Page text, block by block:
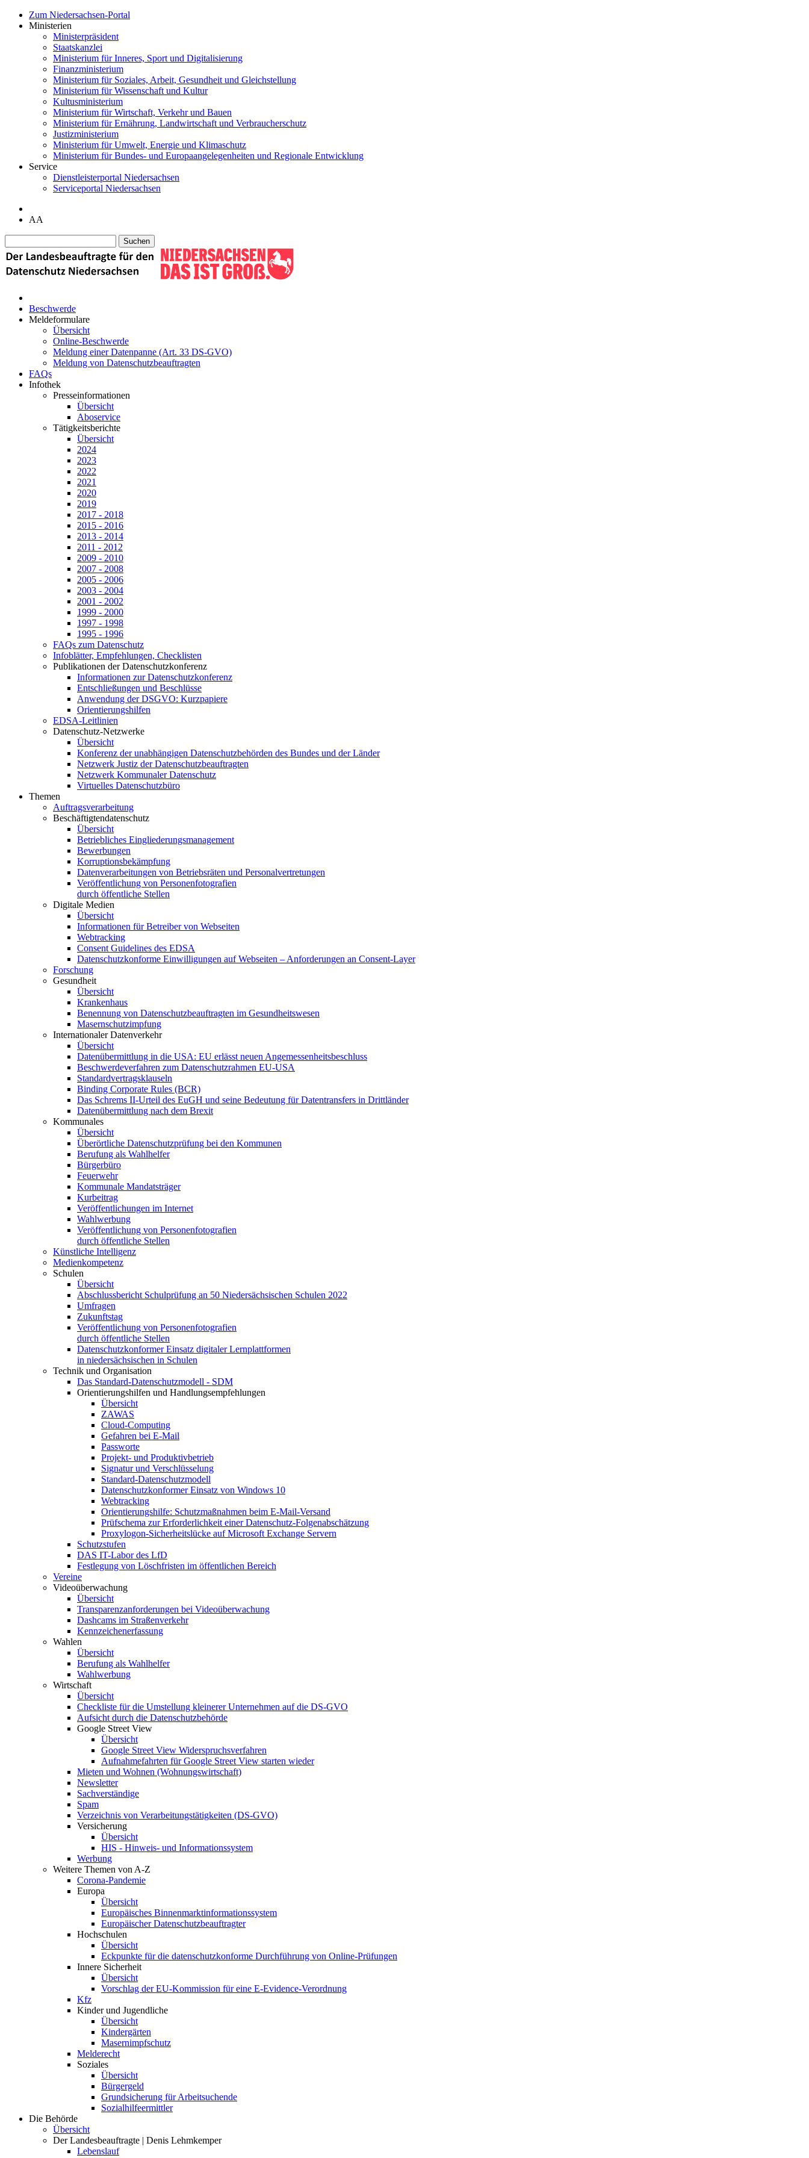
Zum Niedersachsen-Portal
Ministerien
Ministerpräsident
Staatskanzlei
Ministerium für Inneres, Sport und Digitalisierung
Finanzministerium
Ministerium für Soziales, Arbeit, Gesundheit und Gleichstellung
Ministerium für Wissenschaft und Kultur
Kultusministerium
Ministerium für Wirtschaft, Verkehr und Bauen
Ministerium für Ernährung, Landwirtschaft und Verbraucherschutz
Justizministerium
Ministerium für Umwelt, Energie und Klimaschutz
Ministerium für Bundes- und Europaangelegenheiten und Regionale Entwicklung
Service
Dienstleisterportal Niedersachsen
Serviceportal Niedersachsen
AA
Suchen
Beschwerde
Meldeformulare
Übersicht
Online-Beschwerde
Meldung einer Datenpanne (Art. 33 DS-GVO)
Meldung von Datenschutzbeauftragten
FAQs
Infothek
Presseinformationen
Übersicht
Aboservice
Tätigkeitsberichte
Übersicht
2024
2023
2022
2021
2020
2019
2017 - 2018
2015 - 2016
2013 - 2014
2011 - 2012
2009 - 2010
2007 - 2008
2005 - 2006
2003 - 2004
2001 - 2002
1999 - 2000
1997 - 1998
1995 - 1996
FAQs zum Datenschutz
Infoblätter, Empfehlungen, Checklisten
Publikationen der Datenschutzkonferenz
Informationen zur Datenschutzkonferenz
Entschließungen und Beschlüsse
Anwendung der DSGVO: Kurzpapiere
Orientierungshilfen
EDSA-Leitlinien
Datenschutz-Netzwerke
Übersicht
Konferenz der unabhängigen Datenschutzbehörden des Bundes und der Länder
Netzwerk Justiz der Datenschutzbeauftragten
Netzwerk Kommunaler Datenschutz
Virtuelles Datenschutzbüro
Themen
Auftragsverarbeitung
Beschäftigtendatenschutz
Übersicht
Betriebliches Eingliederungsmanagement
Bewerbungen
Korruptionsbekämpfung
Datenverarbeitungen von Betriebsräten und Personalvertretungen
Veröffentlichung von Personenfotografien
durch öffentliche Stellen
Digitale Medien
Übersicht
Informationen für Betreiber von Webseiten
Webtracking
Consent Guidelines des EDSA
Datenschutzkonforme Einwilligungen auf Webseiten – Anforderungen an Consent-Layer
Forschung
Gesundheit
Übersicht
Krankenhaus
Benennung von Datenschutzbeauftragten im Gesundheitswesen
Masernschutzimpfung
Internationaler Datenverkehr
Übersicht
Datenübermittlung in die USA: EU erlässt neuen Angemessenheitsbeschluss
Beschwerdeverfahren zum Datenschutzrahmen EU-USA
Standardvertragsklauseln
Binding Corporate Rules (BCR)
Das Schrems II-Urteil des EuGH und seine Bedeutung für Datentransfers in Drittländer
Datenübermittlung nach dem Brexit
Kommunales
Übersicht
Überörtliche Datenschutzprüfung bei den Kommunen
Berufung als Wahlhelfer
Bürgerbüro
Feuerwehr
Kommunale Mandatsträger
Kurbeitrag
Veröffentlichungen im Internet
Wahlwerbung
Veröffentlichung von Personenfotografien
durch öffentliche Stellen
Künstliche Intelligenz
Medienkompetenz
Schulen
Übersicht
Abschlussbericht Schulprüfung an 50 Niedersächsischen Schulen 2022
Umfragen
Zukunftstag
Veröffentlichung von Personenfotografien
durch öffentliche Stellen
Datenschutzkonformer Einsatz digitaler Lernplattformen
in niedersächsischen in Schulen
Technik und Organisation
Das Standard-Datenschutzmodell - SDM
Orientierungshilfen und Handlungsempfehlungen
Übersicht
ZAWAS
Cloud-Computing
Gefahren bei E-Mail
Passworte
Projekt- und Produktivbetrieb
Signatur und Verschlüsselung
Standard-Datenschutzmodell
Datenschutzkonformer Einsatz von Windows 10
Webtracking
Orientierungshilfe: Schutzmaßnahmen beim E-Mail-Versand
Prüfschema zur Erforderlichkeit einer Datenschutz-Folgenabschätzung
Proxylogon-Sicherheitslücke auf Microsoft Exchange Servern
Schutzstufen
DAS IT-Labor des LfD
Festlegung von Löschfristen im öffentlichen Bereich
Vereine
Videoüberwachung
Übersicht
Transparenzanforderungen bei Videoüberwachung
Dashcams im Straßenverkehr
Kennzeichenerfassung
Wahlen
Übersicht
Berufung als Wahlhelfer
Wahlwerbung
Wirtschaft
Übersicht
Checkliste für die Umstellung kleinerer Unternehmen auf die DS-GVO
Aufsicht durch die Datenschutzbehörde
Google Street View
Übersicht
Google Street View Widerspruchsverfahren
Aufnahmefahrten für Google Street View starten wieder
Mieten und Wohnen (Wohnungswirtschaft)
Newsletter
Sachverständige
Spam
Verzeichnis von Verarbeitungstätigkeiten (DS-GVO)
Versicherung
Übersicht
HIS - Hinweis- und Informationssystem
Werbung
Weitere Themen von A-Z
Corona-Pandemie
Europa
Übersicht
Europäisches Binnenmarktinformationssystem
Europäischer Datenschutzbeauftragter
Hochschulen
Übersicht
Eckpunkte für die datenschutzkonforme Durchführung von Online-Prüfungen
Innere Sicherheit
Übersicht
Vorschlag der EU-Kommission für eine E-Evidence-Verordnung
Kfz
Kinder und Jugendliche
Übersicht
Kindergärten
Masernimpfschutz
Melderecht
Soziales
Übersicht
Bürgergeld
Grundsicherung für Arbeitsuchende
Sozialhilfeermittler
Die Behörde
Übersicht
Der Landesbeauftragte | Denis Lehmkemper
Lebenslauf